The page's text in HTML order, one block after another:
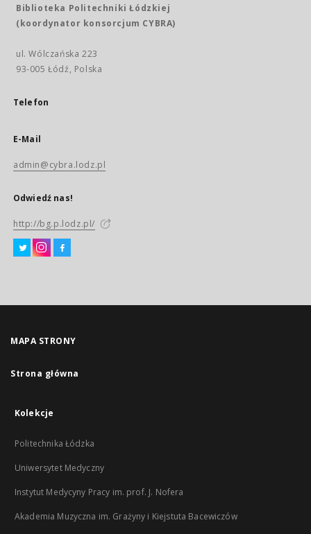
Biblioteka Politechniki Łódzkiej
(koordynator konsorcjum CYBRA)
ul. Wólczańska 223
93-005 Łódź, Polska
Telefon
E-Mail
admin@cybra.lodz.pl
Odwiedź nas!
http://bg.p.lodz.pl/
MAPA STRONY
Strona główna
Kolekcje
Politechnika Łódzka
Uniwersytet Medyczny
Instytut Medycyny Pracy im. prof. J. Nofera
Akademia Muzyczna im. Grażyny i Kiejstuta Bacewiczów